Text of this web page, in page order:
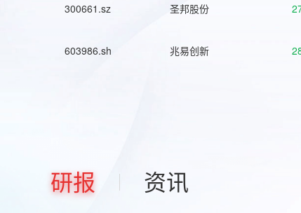
300661.sz 圣邦股份
603986.sh 兆易创新
研报 资讯